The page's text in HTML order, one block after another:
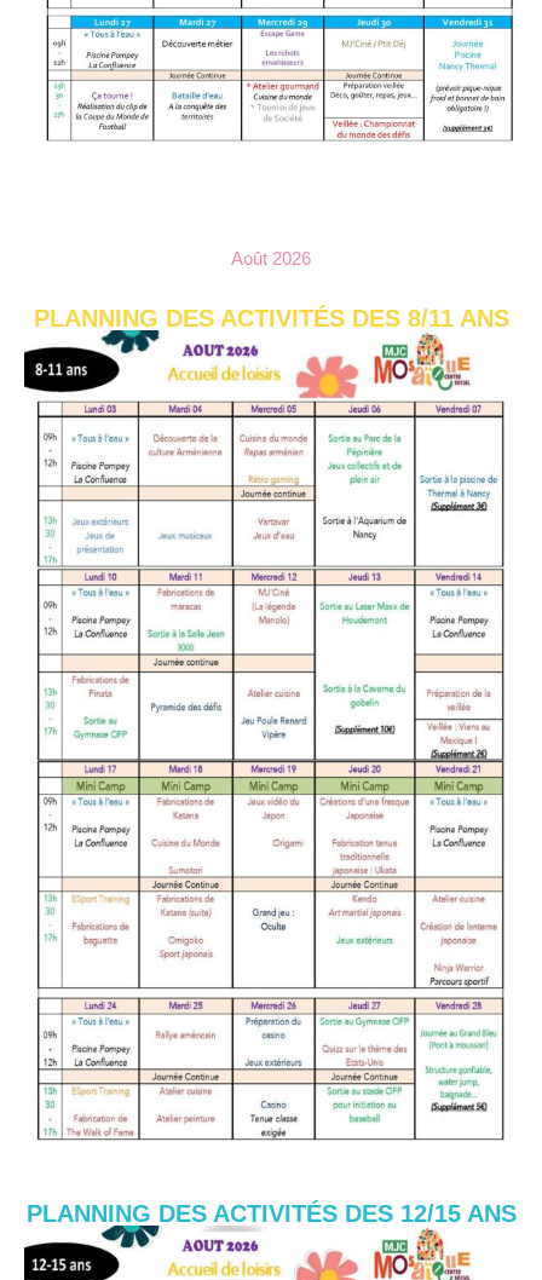
Août 2026
PLANNING DES ACTIVITÉS DES 8/11 ANS
PLANNING DES ACTIVITÉS DES 12/15 ANS